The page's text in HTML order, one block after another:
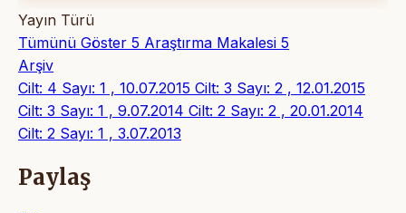
Yayın Türü
Tümünü Göster 5 Araştırma Makalesi 5
Arşiv
Cilt: 4 Sayı: 1 , 10.07.2015 Cilt: 3 Sayı: 2 , 12.01.2015
Cilt: 3 Sayı: 1 , 9.07.2014 Cilt: 2 Sayı: 2 , 20.01.2014
Cilt: 2 Sayı: 1 , 3.07.2013
Paylaş